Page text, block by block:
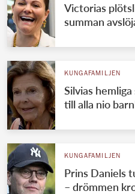
Victorias
summan
KUNGAFAMILJEN
Silvias
till alla nio
KUNGAFAMILJEN
Prins Daniels
– drömmen